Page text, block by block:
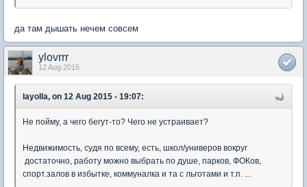
да там дышать нечем совсем
ylovrrr
12 Aug 2015
layolla, on 12 Aug 2015 - 19:07:
Не пойму, а чего бегут-то? Чего не устраивает?
Недвижимость, судя по всему, есть, школ/универов вокруг
достаточно, работу можно выбрать по душе, парков, ФОКов,
спорт.залов в избытке, коммуналка и та с льготами и т.п. ...